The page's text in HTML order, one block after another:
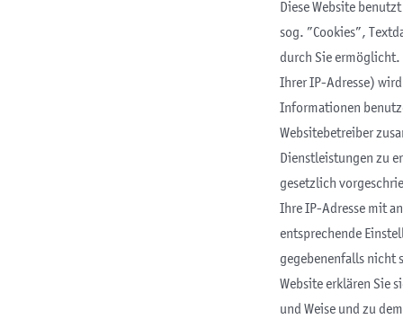
Diese Website
sog. ”Cookies”,
durch Sie ermöglicht.
Ihrer IP-Adresse)
Informationen
Websitebetreiber
Dienstleistungen zu
gesetzlich
Ihre IP-Adresse mit
entsprechende
gegebenenfalls nicht
Website erklären Sie
und Weise und zu